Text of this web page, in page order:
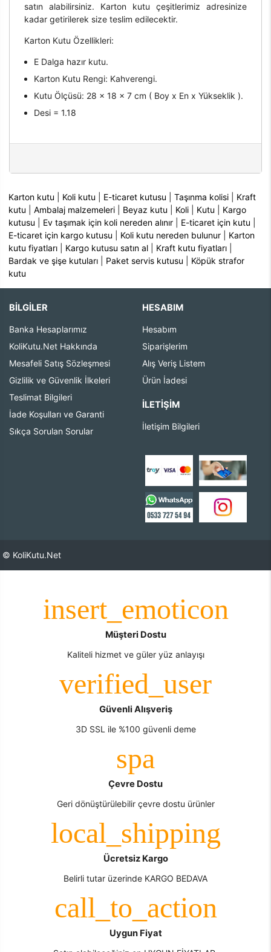
satın alabilirsiniz. Karton kutu çeşitlerimiz adresinize
kadar getirilerek size teslim edilecektir.
Karton Kutu Özellikleri:
E Dalga hazır kutu.
Karton Kutu Rengi: Kahverengi.
Kutu Ölçüsü: 28 x 18 x 7 cm ( Boy x En x Yükseklik ).
Desi = 1.18
Karton kutu Koli kutu E-ticaret kutusu |Taşınma kolisi
Kraft
kutu |Ambalaj malzemeleri Beyaz kutu Koli Kutu
Kargo
kutusu
Ev taşımak için koli nereden alınır E-ticaret için kutu
E-ticaret için kargo kutusu
Koli kutu nereden bulunur
Karton
kutu fiyatları
Kargo kutusu satın al Kraft kutu fiyatları
Bardak ve şişe kutuları
Paket servis kutusu
Köpük strafor
kutu
BİLGİLER
Banka Hesaplarımız
KoliKutu.Net Hakkında
Mesafeli Satış Sözleşmesi
Gizlilik ve Güvenlik İlkeleri
Teslimat Bilgileri
İade Koşulları ve Garanti
Sıkça Sorulan Sorular
HESABIM
Hesabım
Siparişlerim
Alış Veriş Listem
Ürün İadesi
İLETIŞIM
İletişim Bilgileri
© KoliKutu.Net
Müşteri Dostu
Kaliteli hizmet ve güler yüz anlayışı
Güvenli Alışveriş
3D SSL ile %100 güvenli deme
Çevre Dostu
Geri dönüştürülebilir çevre dostu ürünler
Ücretsiz Kargo
Belirli tutar üzerinde KARGO BEDAVA
Uygun Fiyat